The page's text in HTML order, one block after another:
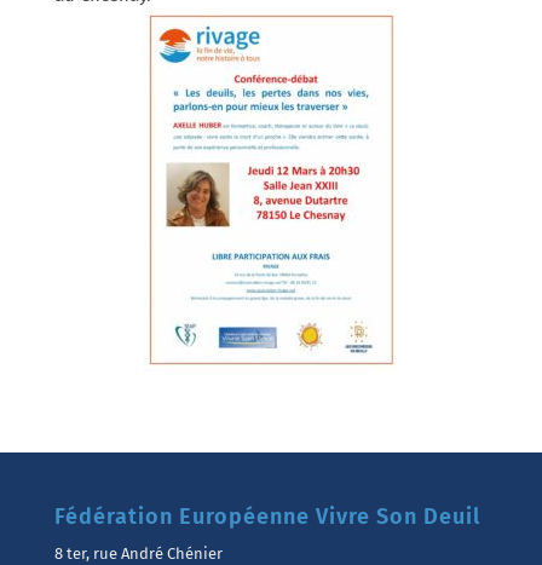
Fédération Européenne Vivre Son Deuil
8 ter, rue André Chénier